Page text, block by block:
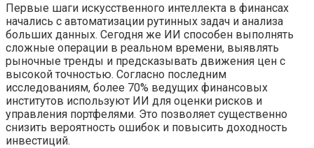
Первые шаги искусственного интеллекта в финансах
начались с автоматизации рутинных задач и анализа
больших данных. Сегодня же ИИ способен выполнять
сложные операции в реальном времени, выявлять
рыночные тренды и предсказывать движения цен с
высокой точностью. Согласно последним
исследованиям, более 70% ведущих финансовых
институтов используют ИИ для оценки рисков и
управления портфелями. Это позволяет существенно
снизить вероятность ошибок и повысить доходность
инвестиций.